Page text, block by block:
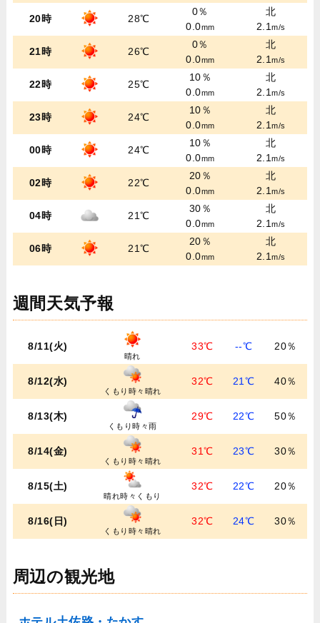
20時 28℃
0％
0.0mm
北
2.1m/s
21時 26℃
0％
0.0mm
北
2.1m/s
22時 25℃
10％
0.0mm
北
2.1m/s
23時 24℃
10％
0.0mm
北
2.1m/s
00時 24℃
10％
0.0mm
北
2.1m/s
02時 22℃
20％
0.0mm
北
2.1m/s
04時 21℃
30％
0.0mm
北
2.1m/s
06時 21℃
20％
0.0mm
北
2.1m/s
週間天気予報
8/11(火)
晴れ
33℃ --℃ 20％
8/12(水)
くもり時々晴れ
32℃ 21℃ 40％
8/13(木)
くもり時々雨
29℃ 22℃ 50％
8/14(金)
くもり時々晴れ
31℃ 23℃ 30％
8/15(土)
晴れ時々くもり
32℃ 22℃ 20％
8/16(日)
くもり時々晴れ
32℃ 24℃ 30％
周辺の観光地